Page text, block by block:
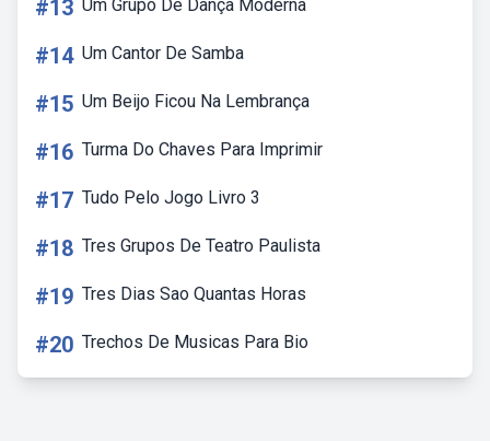
#13 Um Grupo De Dança Moderna
#14 Um Cantor De Samba
#15 Um Beijo Ficou Na Lembrança
#16 Turma Do Chaves Para Imprimir
#17 Tudo Pelo Jogo Livro 3
#18 Tres Grupos De Teatro Paulista
#19 Tres Dias Sao Quantas Horas
#20 Trechos De Musicas Para Bio